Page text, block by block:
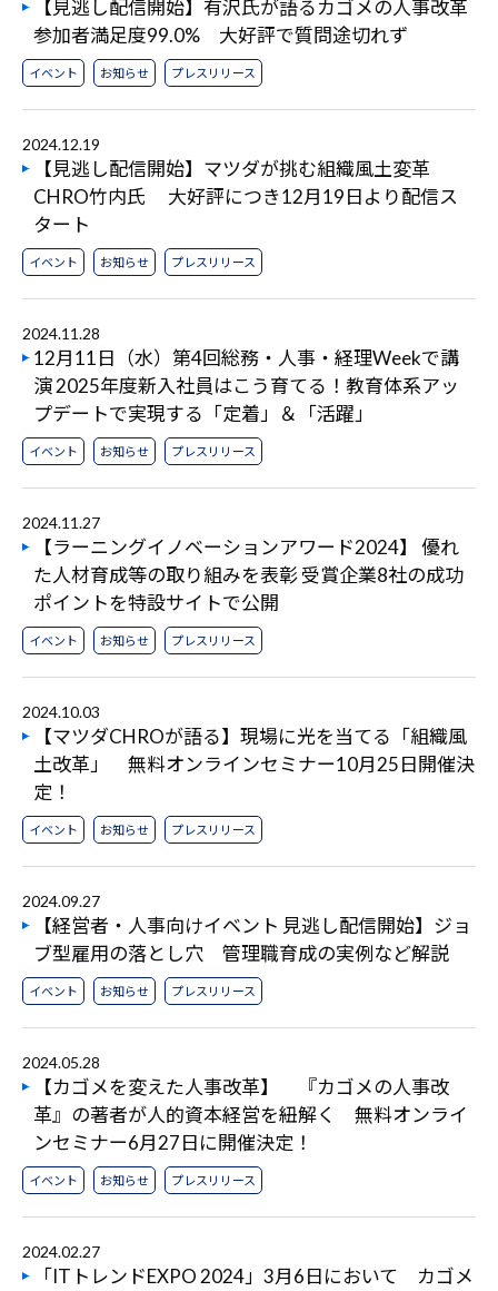
【見逃し配信開始】有沢氏が語るカゴメの人事改革
参加者満足度99.0% 大好評で質問途切れず
イベント お知らせ プレスリリース
2024.12.19
【見逃し配信開始】マツダが挑む組織風土変革
CHRO竹内氏 大好評につき12月19日より配信ス
タート
イベント お知らせ プレスリリース
2024.11.28
12月11日（水）第4回総務・人事・経理Weekで講
演 2025年度新入社員はこう育てる！教育体系アッ
プデートで実現する「定着」＆「活躍」
イベント お知らせ プレスリリース
2024.11.27
【ラーニングイノベーションアワード2024】 優れ
た人材育成等の取り組みを表彰 受賞企業8社の成功
ポイントを特設サイトで公開
イベント お知らせ プレスリリース
2024.10.03
【マツダCHROが語る】現場に光を当てる「組織風
土改革」 無料オンラインセミナー10月25日開催決
定！
イベント お知らせ プレスリリース
2024.09.27
【経営者・人事向けイベント 見逃し配信開始】ジョ
ブ型雇用の落とし穴 管理職育成の実例など解説
イベント お知らせ プレスリリース
2024.05.28
【カゴメを変えた人事改革】 『カゴメの人事改
革』の著者が人的資本経営を紐解く 無料オンライ
ンセミナー6月27日に開催決定！
イベント お知らせ プレスリリース
2024.02.27
「ITトレンドEXPO 2024」3月6日において カゴメ